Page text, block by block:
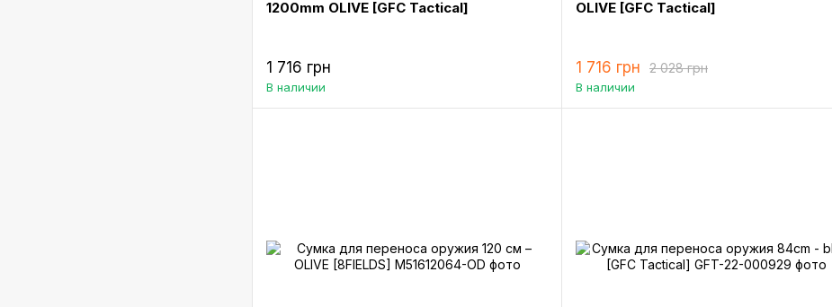
1200mm OLIVE [GFC Tactical]
1 716 грн
В наличии
OLIVE [GFC Tactical]
2 028 грн
1 716 грн
В наличии